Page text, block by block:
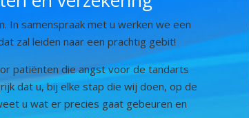
In samenspraak met u werken we een
zal leiden naar een prachtig gebit!
patiënten die angst voor de tandarts
dat u, bij elke stap die wij doen, op de
u wat er precies gaat gebeuren en